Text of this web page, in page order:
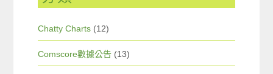
Chatty Charts (12)
Comscore數據公告 (13)